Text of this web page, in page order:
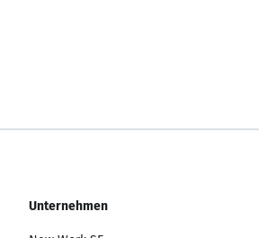
Unternehmen